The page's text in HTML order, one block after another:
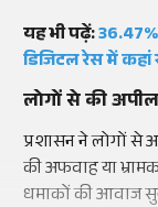
यह भी पढ़ें:
डिजिटल रेस में
लोगों से की अपील
प्रशासन ने लोगों से
की अफवाह या
धमाकों की आवाज